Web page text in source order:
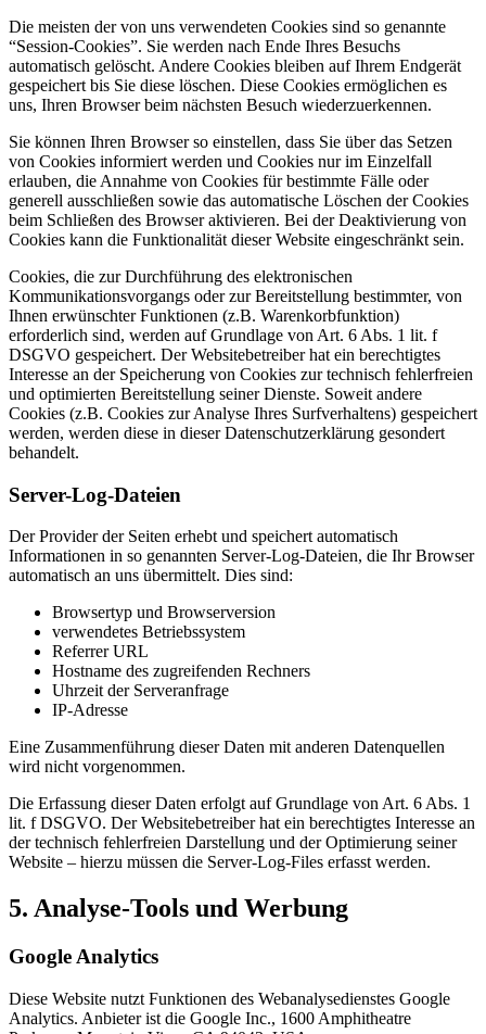
Die meisten der von uns verwendeten Cookies sind so genannte
“Session-Cookies”. Sie werden nach Ende Ihres Besuchs
automatisch gelöscht. Andere Cookies bleiben auf Ihrem Endgerät
gespeichert bis Sie diese löschen. Diese Cookies ermöglichen es
uns, Ihren Browser beim nächsten Besuch wiederzuerkennen.
Sie können Ihren Browser so einstellen, dass Sie über das Setzen
von Cookies informiert werden und Cookies nur im Einzelfall
erlauben, die Annahme von Cookies für bestimmte Fälle oder
generell ausschließen sowie das automatische Löschen der Cookies
beim Schließen des Browser aktivieren. Bei der Deaktivierung von
Cookies kann die Funktionalität dieser Website eingeschränkt sein.
Cookies, die zur Durchführung des elektronischen
Kommunikationsvorgangs oder zur Bereitstellung bestimmter, von
Ihnen erwünschter Funktionen (z.B. Warenkorbfunktion)
erforderlich sind, werden auf Grundlage von Art. 6 Abs. 1 lit. f
DSGVO gespeichert. Der Websitebetreiber hat ein berechtigtes
Interesse an der Speicherung von Cookies zur technisch fehlerfreien
und optimierten Bereitstellung seiner Dienste. Soweit andere
Cookies (z.B. Cookies zur Analyse Ihres Surfverhaltens) gespeichert
werden, werden diese in dieser Datenschutzerklärung gesondert
behandelt.
Server-Log-Dateien
Der Provider der Seiten erhebt und speichert automatisch
Informationen in so genannten Server-Log-Dateien, die Ihr Browser
automatisch an uns übermittelt. Dies sind:
Browsertyp und Browserversion
verwendetes Betriebssystem
Referrer URL
Hostname des zugreifenden Rechners
Uhrzeit der Serveranfrage
IP-Adresse
Eine Zusammenführung dieser Daten mit anderen Datenquellen
wird nicht vorgenommen.
Die Erfassung dieser Daten erfolgt auf Grundlage von Art. 6 Abs. 1
lit. f DSGVO. Der Websitebetreiber hat ein berechtigtes Interesse an
der technisch fehlerfreien Darstellung und der Optimierung seiner
Website – hierzu müssen die Server-Log-Files erfasst werden.
5. Analyse-Tools und Werbung
Google Analytics
Diese Website nutzt Funktionen des Webanalysedienstes Google
Analytics. Anbieter ist die Google Inc., 1600 Amphitheatre